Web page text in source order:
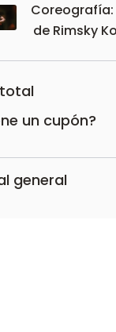
Coreografía:
de Rimsky
un cupón?
general